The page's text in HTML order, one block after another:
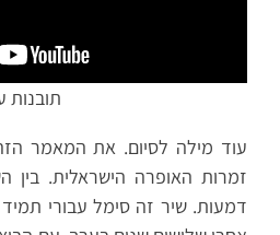
תובנות
עוד מילה לסיום. את המאמר
זמרות האופרה הישראלית. בין
דמעות. שיר זה סימל עבורי